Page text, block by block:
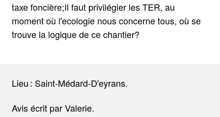
taxe foncière;Il faut privilégier les TER, au
moment où l'ecologie nous concerne tous, où se
trouve la logique de ce chantier?
Lieu : Saint-Médard-D'eyrans.
Avis écrit par Valerie.